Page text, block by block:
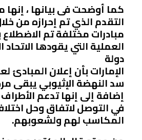
كما أوضحتفى بيانها ،
التقدم الذي تم إحرازه من
مبادرات مختلفة تم
العملية التي يقودها
دولة
سد النهضة الإثيوبي يبقى
إضافة إلى إنهاتدعم الأطراف
في التوصل لاتفاق وحل
المكاسب لهم ولشعوبهم.